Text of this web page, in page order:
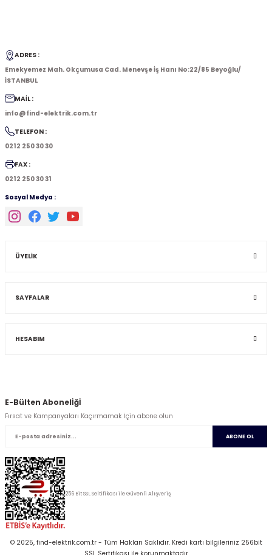
ADRES :
Emekyemez Mah. Okçumusa Cad. Menevşe İş Hanı No:22/85 Beyoğlu/
İSTANBUL
MAİL :
info@find-elektrik.com.tr
TELEFON :
0212 250 30 30
FAX :
0212 250 30 31
Sosyal Medya :
ÜYELİK
SAYFALAR
HESABIM
E-Bülten Abonelİğİ
Fırsat ve Kampanyaları Kaçırmamak İçin abone olun
ABONE OL
256 Bit SSL Seltifikası ile Güvenli Alışveriş
© 2025, find-elektrik.com.tr - Tüm Hakları Saklıdır. Kredi kartı bilgileriniz 256bit